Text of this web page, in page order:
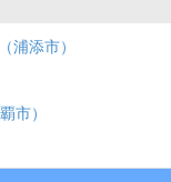
浦添市）
市）